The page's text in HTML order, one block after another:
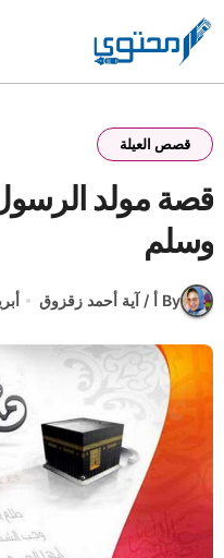
to
content
قصص العيلة
قصة مولد
وسلم
By أ / آية أحمد زقزوق أبريل